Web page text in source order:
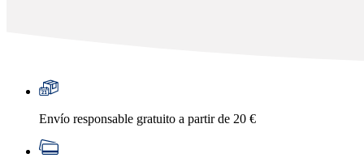
Envío responsable gratuito a partir de 20 €